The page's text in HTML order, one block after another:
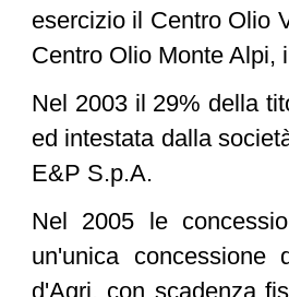
esercizio il Centro Olio
Centro Olio Monte Alpi,
Nel 2003 il 29% della
ed intestata dalla
E&P S.p.A.
Nel 2005 le
un'unica concessione
d'Agri, con scadenza